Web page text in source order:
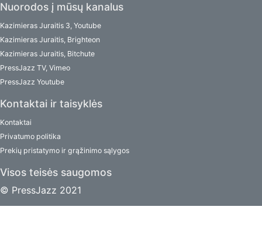
Nuorodos į mūsų kanalus
Kazimieras Juraitis 3, Youtube
Kazimieras Juraitis, Brighteon
Kazimieras Juraitis, Bitchute
PressJazz TV, Vimeo
PressJazz Youtube
Kontaktai ir taisyklės
Kontaktai
Privatumo politika
Prekių pristatymo ir grąžinimo sąlygos
Visos teisės saugomos
© PressJazz 2021